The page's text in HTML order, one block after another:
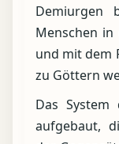
Demiurgen
Menschen
und mit dem
zu Göttern
Das
aufgebaut,